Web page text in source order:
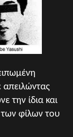
την ίδια και
των φίλων του